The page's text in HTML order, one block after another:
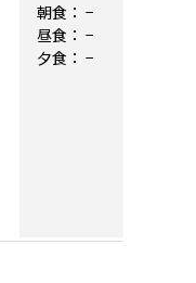
朝食： −
昼食： −
夕食： −